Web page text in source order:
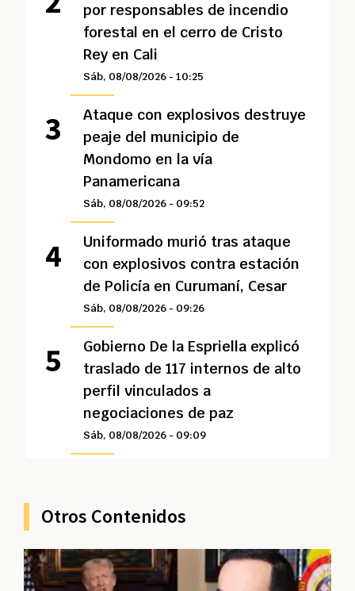
por responsables de incendio
forestal en el cerro de Cristo
Rey en Cali
Sáb, 08/08/2026 - 10:25
Ataque con explosivos destruye
peaje del municipio de
Mondomo en la vía
Panamericana
Sáb, 08/08/2026 - 09:52
Uniformado murió tras ataque
con explosivos contra estación
de Policía en Curumaní, Cesar
Sáb, 08/08/2026 - 09:26
Gobierno De la Espriella explicó
traslado de 117 internos de alto
perfil vinculados a
negociaciones de paz
Sáb, 08/08/2026 - 09:09
Otros Contenidos